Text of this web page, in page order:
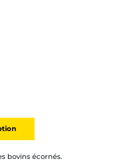
liste
bovins écornés.